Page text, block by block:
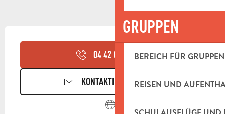
GRUPPEN
BEREICH FÜR GRUPPEN
REISEN UND
ÖFFNUNGSZEITEN &
04 42 03 49▒▒
KONTAKTIEREN SIE UNS